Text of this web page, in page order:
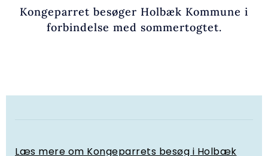
Kongeparret besøger Holbæk Kommune i
forbindelse med sommertogtet.
Læs mere om Kongeparrets besøg i Holbæk